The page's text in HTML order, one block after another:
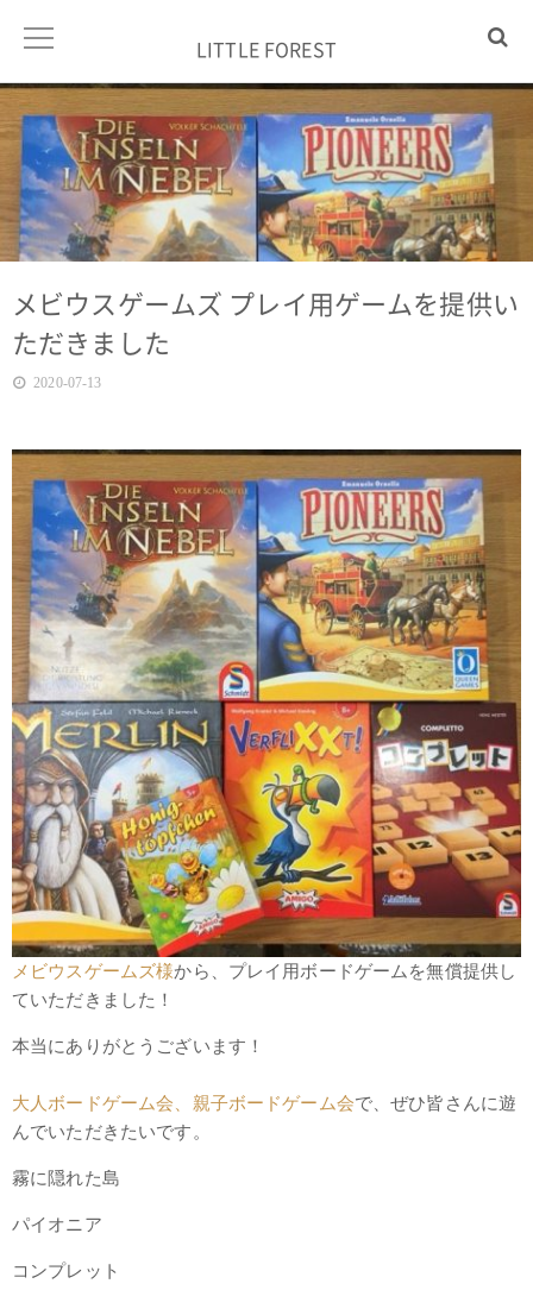
LITTLE FOREST
メビウスゲームズ プレイ用ゲームを提供い
ただきました
2020-07-13
メビウスゲームズ様から、プレイ用ボードゲームを無償提供し
ていただきました！
本当にありがとうございます！
大人ボードゲーム会、親子ボードゲーム会で、ぜひ皆さんに遊
んでいただきたいです。
霧に隠れた島
パイオニア
コンプレット